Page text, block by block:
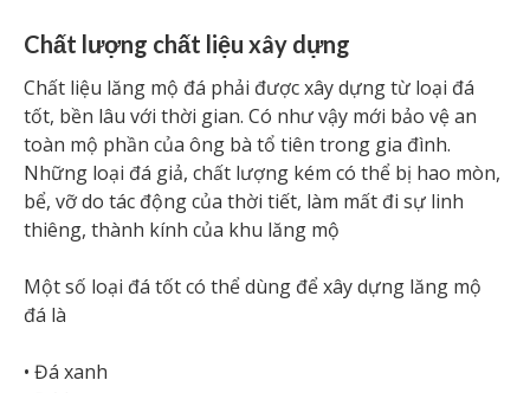
Chất lượng chất liệu xây dựng
Chất liệu lăng mộ đá phải được xây dựng từ loại đá
tốt, bền lâu với thời gian. Có như vậy mới bảo vệ an
toàn mộ phần của ông bà tổ tiên trong gia đình.
Những loại đá giả, chất lượng kém có thể bị hao mòn,
bể, vỡ do tác động của thời tiết, làm mất đi sự linh
thiêng, thành kính của khu lăng mộ
Một số loại đá tốt có thể dùng để xây dựng lăng mộ
đá là
• Đá xanh